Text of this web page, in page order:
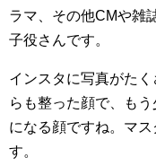
ラマ、その他CMや雑
子役さんです。
インスタに写真がた
らも整った顔で、も
になる顔ですね。マ
す。